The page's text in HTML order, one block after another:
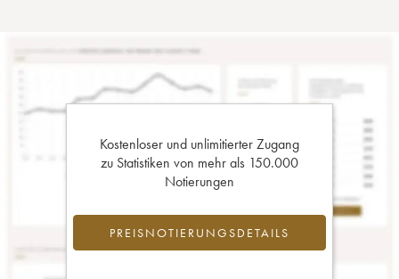
Kostenloser und unlimitierter Zugang
zu Statistiken von mehr als 150.000
Notierungen
PREISNOTIERUNGSDETAILS